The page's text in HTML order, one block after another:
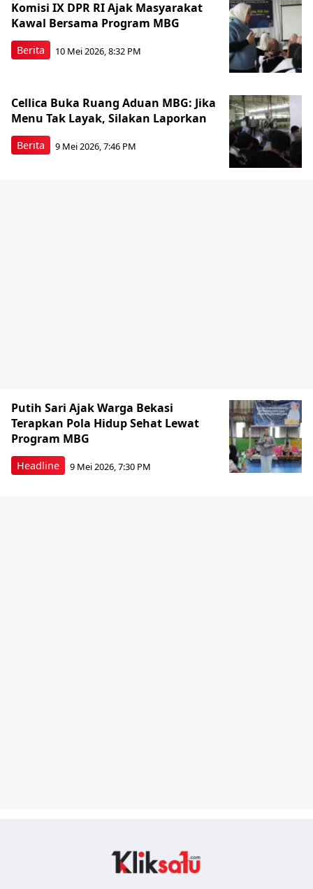
Berita
Komisi IX DPR RI Ajak Masyarakat
Kawal Bersama Program MBG
10 Mei 2026, 8:32 PM
Berita
Cellica Buka Ruang Aduan MBG: Jika
Menu Tak Layak, Silakan Laporkan
9 Mei 2026, 7:46 PM
Headline
Putih Sari Ajak Warga Bekasi
Terapkan Pola Hidup Sehat Lewat
Program MBG
9 Mei 2026, 7:30 PM